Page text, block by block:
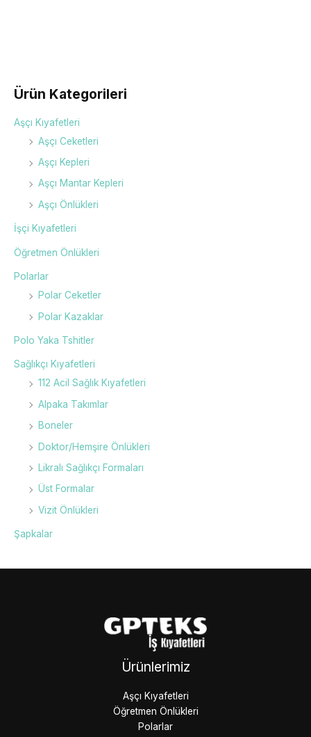
Ürün Kategorileri
Aşçı Kıyafetleri
Aşçı Ceketleri
Aşçı Kepleri
Aşçı Mantar Kepleri
Aşçı Önlükleri
İşçi Kıyafetleri
Öğretmen Önlükleri
Polarlar
Polar Ceketler
Polar Kazaklar
Polo Yaka Tshitler
Sağlıkçı Kıyafetleri
112 Acil Sağlık Kıyafetleri
Alpaka Takımlar
Boneler
Doktor/Hemşire Önlükleri
Likralı Sağlıkçı Formaları
Üst Formalar
Vizit Önlükleri
Şapkalar
Ürünlerimiz
Aşçı Kıyafetleri
Öğretmen Önlükleri
Polarlar